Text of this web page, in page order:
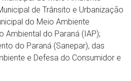
de Trânsito e Urbanização
do Meio Ambiente
Ambiental do Paraná (IAP);
do Paraná (Sanepar), das
e Defesa do Consumidor e